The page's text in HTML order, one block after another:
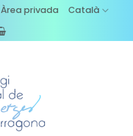
Àrea privada
Català